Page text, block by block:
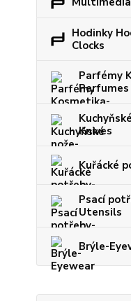
Hodinky
Clocks
Parfémy
Knives
Kuřácké
Psací
Utensils
Brýle-